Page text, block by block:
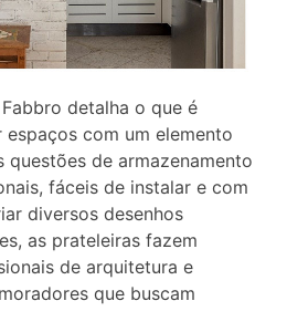
detalha o que é
com um elemento
questões de armazenamento
fáceis de instalar e com
diversos desenhos
as prateleiras fazem
de arquitetura e
que buscam